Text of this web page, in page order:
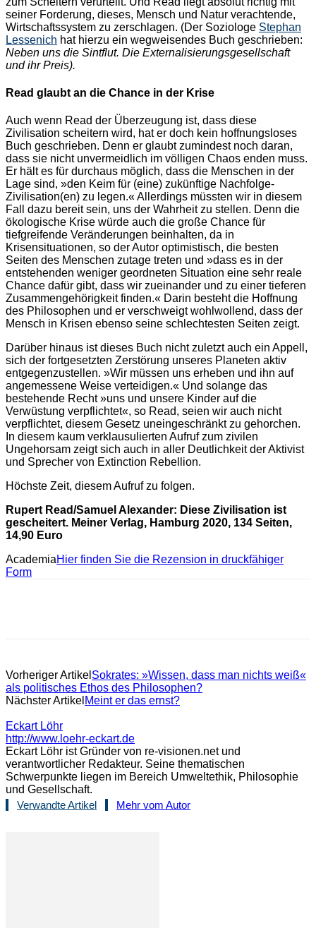
seiner Forderung, dieses, Mensch und Natur verachtende,
Wirtschaftssystem zu zerschlagen. (Der Soziologe Stephan
Lessenich hat hierzu ein wegweisendes Buch geschrieben:
Neben uns die Sintflut. Die Externalisierungsgesellschaft
und ihr Preis).
Read glaubt an die Chance in der Krise
Auch wenn Read der Überzeugung ist, dass diese
Zivilisation scheitern wird, hat er doch kein hoffnungsloses
Buch geschrieben. Denn er glaubt zumindest noch daran,
dass sie nicht unvermeidlich im völligen Chaos enden muss.
Er hält es für durchaus möglich, dass die Menschen in der
Lage sind, »den Keim für (eine) zukünftige Nachfolge-
Zivilisation(en) zu legen.« Allerdings müssten wir in diesem
Fall dazu bereit sein, uns der Wahrheit zu stellen. Denn die
ökologische Krise würde auch die große Chance für
tiefgreifende Veränderungen beinhalten, da in
Krisensituationen, so der Autor optimistisch, die besten
Seiten des Menschen zutage treten und »dass es in der
entstehenden weniger geordneten Situation eine sehr reale
Chance dafür gibt, dass wir zueinander und zu einer tieferen
Zusammengehörigkeit finden.« Darin besteht die Hoffnung
des Philosophen und er verschweigt wohlwollend, dass der
Mensch in Krisen ebenso seine schlechtesten Seiten zeigt.
Darüber hinaus ist dieses Buch nicht zuletzt auch ein Appell,
sich der fortgesetzten Zerstörung unseres Planeten aktiv
entgegenzustellen. »Wir müssen uns erheben und ihn auf
angemessene Weise verteidigen.« Und solange das
bestehende Recht »uns und unsere Kinder auf die
Verwüstung verpflichtet«, so Read, seien wir auch nicht
verpflichtet, diesem Gesetz uneingeschränkt zu gehorchen.
In diesem kaum verklausulierten Aufruf zum zivilen
Ungehorsam zeigt sich auch in aller Deutlichkeit der Aktivist
und Sprecher von Extinction Rebellion.
Höchste Zeit, diesem Aufruf zu folgen.
Rupert Read/Samuel Alexander: Diese Zivilisation ist
gescheitert. Meiner Verlag, Hamburg 2020, 134 Seiten,
14,90 Euro
AcademiaHier finden Sie die Rezension in druckfähiger
Form
Vorheriger Artikel Sokrates: »Wissen, dass man nichts weiß«
als politisches Ethos des Philosophen?
Nächster Artikel Meint er das ernst?
Eckart Löhr
http://www.loehr-eckart.de
Eckart Löhr ist Gründer von re-visionen.net und
verantwortlicher Redakteur. Seine thematischen
Schwerpunkte liegen im Bereich Umweltethik, Philosophie
und Gesellschaft.
Verwandte Artikel
Mehr vom Autor